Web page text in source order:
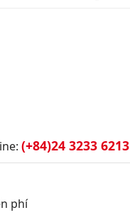
(+84)24 3233 6213
phí